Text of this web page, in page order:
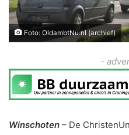
Foto: OldambtNu.nl (archief)
-
Winschoten – De